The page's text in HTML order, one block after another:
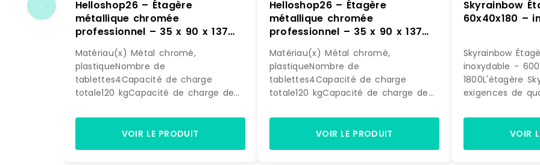
Helloshop26 – Étagère
métallique chromée
professionnel – 35 x 90 x 137
cm – 120 kg 14_0001534 –
métal 3000187158980
Matériau(x) Métal chromé,
plastiqueNombre de
tablettes4Capacité de charge
totale120 kgCapacité de charge de
des tablettes137Dimensions des
tablettes35 x 90 cmDimensions
(LxlxH)90 x 35 x 139 cmPoids7,5
VOIR LE PRODUIT
Helloshop26 – Étagère
métallique chromée
professionnel – 35 x 90 x 137
cm – 120 kg 14_0001534 –
métal 3000187158980
Matériau(x) Métal chromé,
plastiqueNombre de
tablettes4Capacité de charge
totale120 kgCapacité de charge de
des tablettes137Dimensions des
tablettes35 x 90 cmDimensions
(LxlxH)90 x 35 x 139 cmPoids7,5
VOIR LE PRODUIT
Skyrainbow
60x40x180 –
Skyrainbow
inoxydable -
1800L'étagère
exigences de
à un excellent
acier au
épaisseur du
VOIR